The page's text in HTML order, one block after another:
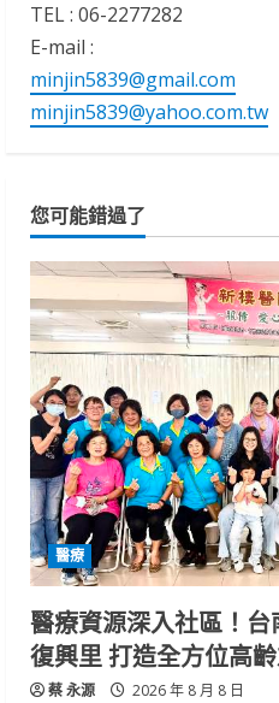
TEL : 06-2277282
E-mail :
minjin5839@gmail.com
minjin5839@yahoo.com.tw
您可能錯過了
醫療
醫療資源深入社區！
復興里 打造全方位高
蔡 永源 2026 年 8 月 8 日